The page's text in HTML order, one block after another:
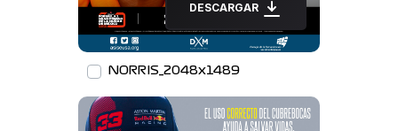
DESCARGAR
NORRIS_2048x1489